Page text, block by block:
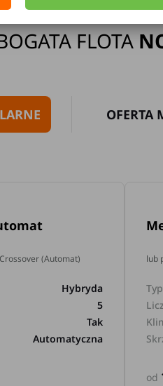
FLOTA
OFERTA
(Automat)
Hybryda
5
Tak
Automatyczna
lub
od